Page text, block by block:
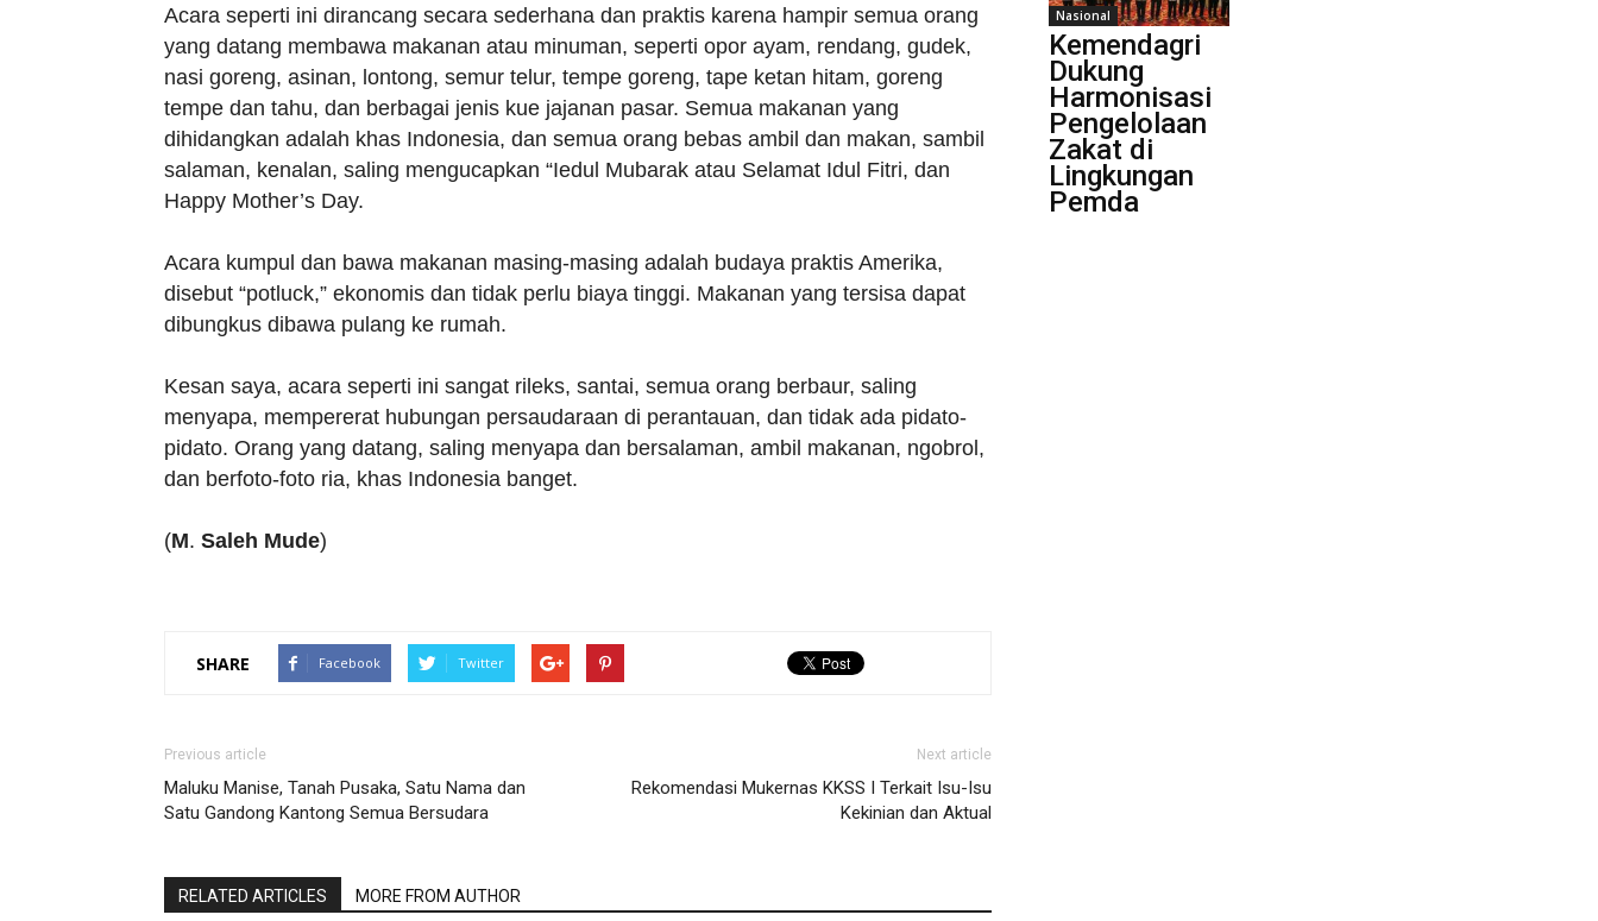
Acara seperti ini dirancang secara sederhana dan praktis karena hampir semua orang
yang datang membawa makanan atau minuman, seperti opor ayam, rendang, gudek,
nasi goreng, asinan, lontong, semur telur, tempe goreng, tape ketan hitam, goreng
tempe dan tahu, dan berbagai jenis kue jajanan pasar. Semua makanan yang
dihidangkan adalah khas Indonesia, dan semua orang bebas ambil dan makan, sambil
salaman, kenalan, saling mengucapkan “Iedul Mubarak atau Selamat Idul Fitri, dan
Happy Mother’s Day.
Acara kumpul dan bawa makanan masing-masing adalah budaya praktis Amerika,
disebut “potluck,” ekonomis dan tidak perlu biaya tinggi. Makanan yang tersisa dapat
dibungkus dibawa pulang ke rumah.
Kesan saya, acara seperti ini sangat rileks, santai, semua orang berbaur, saling
menyapa, mempererat hubungan persaudaraan di perantauan, dan tidak ada pidato-
pidato. Orang yang datang, saling menyapa dan bersalaman, ambil makanan, ngobrol,
dan berfoto-foto ria, khas Indonesia banget.
(M. Saleh Mude)
SHARE Facebook Twitter
Previous article
Maluku Manise, Tanah Pusaka, Satu Nama dan
Satu Gandong Kantong Semua Bersudara
Next article
Rekomendasi Mukernas KKSS I Terkait Isu-Isu
Kekinian dan Aktual
RELATED ARTICLES MORE FROM AUTHOR
Nasional
Kemendagri
Dukung
Harmonisasi
Pengelolaan
Zakat di
Lingkungan
Pemda